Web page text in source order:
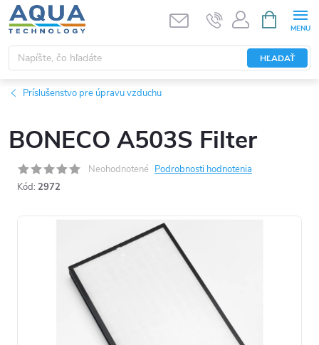
Prejsť
na
obsah
HĽADAŤ
KOŠÍK
Príslušenstvo pre úpravu vzduchu
BONECO A503S Filter
Neohodnotené Podrobnosti hodnotenia
Kód: 2972